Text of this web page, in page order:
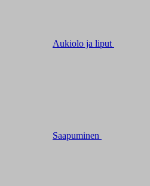
Aukiolo ja liput
Saapuminen